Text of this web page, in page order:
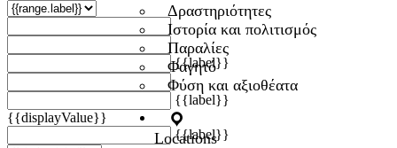
Δραστηριότητες
Ιστορία και πολιτισμός
Παραλίες
Φαγητό
Φύση και αξιοθέατα
Locations
{{label}}
{{label}}
{{displayValue}}
{{label}}